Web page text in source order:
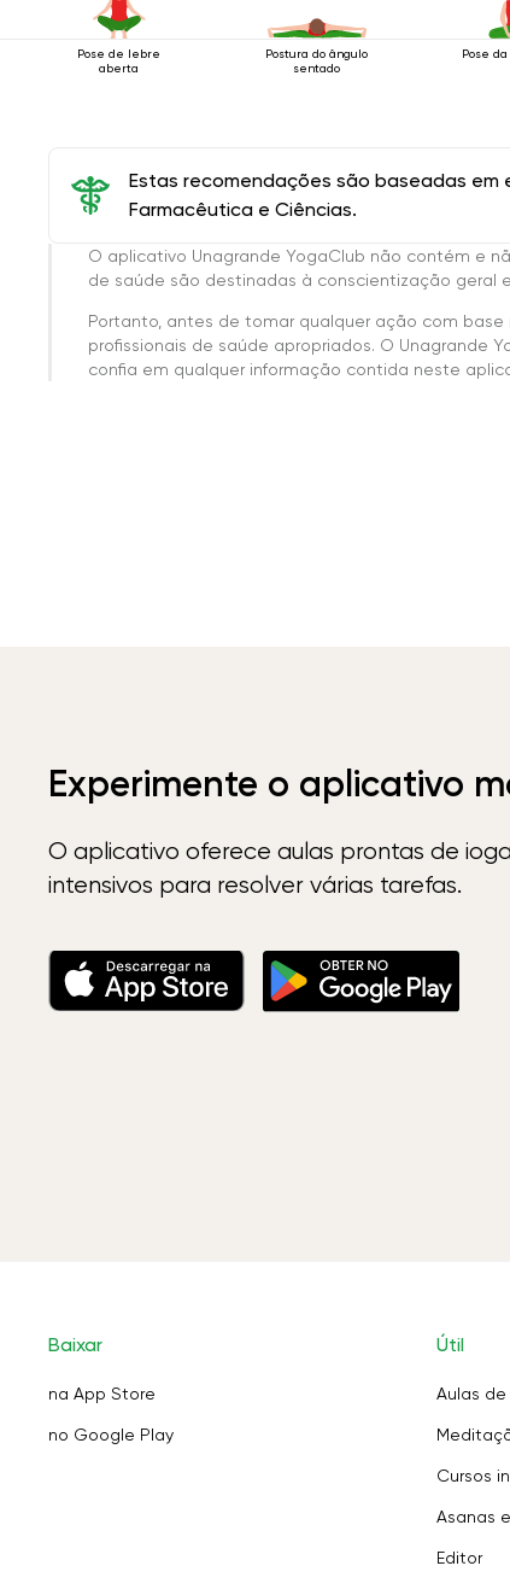
Pose de lebre
aberta
Postura do ângulo
sentado
Pose
Estas recomendações são baseadas em
Farmacêutica e Ciências.
O aplicativo Unagrande YogaClub não contém e
de saúde são destinadas à conscientização geral
Portanto, antes de tomar qualquer ação com
profissionais de saúde apropriados. O Unagrande
confia em qualquer informação contida neste
Experimente o aplicativo
O aplicativo oferece aulas prontas de
intensivos para resolver várias tarefas.
Baixar
na App Store
no Google Play
Útil
Aulas
Cursos
Asanas
Editor